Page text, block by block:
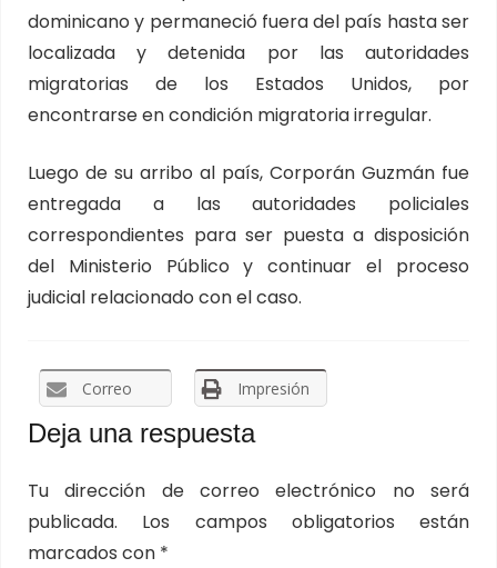
dominicano y permaneció fuera del país hasta ser
localizada y detenida por las autoridades
migratorias de los Estados Unidos, por
encontrarse en condición migratoria irregular.
Luego de su arribo al país, Corporán Guzmán fue
entregada a las autoridades policiales
correspondientes para ser puesta a disposición
del Ministerio Público y continuar el proceso
judicial relacionado con el caso.
Correo Impresión
Deja una respuesta
Tu dirección de correo electrónico no será
publicada.
Los campos obligatorios están
marcados con *